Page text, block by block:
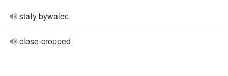
stały bywalec
close-cropped